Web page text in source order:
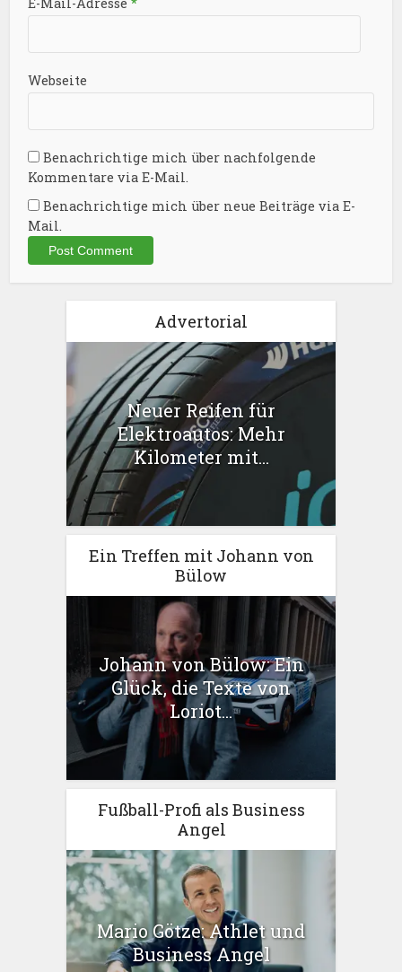
Webseite
Benachrichtige mich über nachfolgende
Kommentare via E-Mail.
Benachrichtige mich über neue Beiträge via E-
Mail.
Advertorial
Neuer Reifen für
Elektroautos: Mehr
Kilometer mit...
Ein Treffen mit Johann von
Bülow
Johann von Bülow: Ein
Glück, die Texte von
Loriot...
Fußball-Profi als Business
Angel
Mario Götze: Athlet und
Business Angel